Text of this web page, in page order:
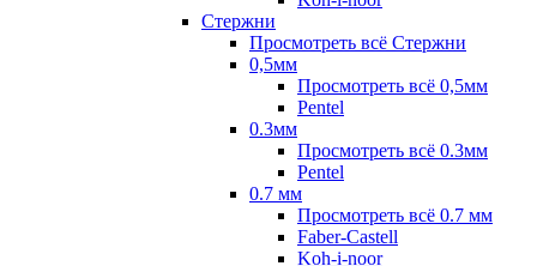
Стержни
Просмотреть всё Стержни
0,5мм
Просмотреть всё 0,5мм
Pentel
0.3мм
Просмотреть всё 0.3мм
Pentel
0.7 мм
Просмотреть всё 0.7 мм
Faber-Castell
Koh-i-noor